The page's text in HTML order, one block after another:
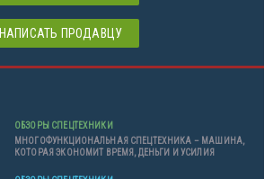
НАПИСАТЬ ПРОДАВЦУ
ОБЗОРЫ СПЕЦТЕХНИКИ
МНОГОФУНКЦИОНАЛЬНАЯ СПЕЦТЕХНИКА – МАШИНА,
КОТОРАЯ ЭКОНОМИТ ВРЕМЯ, ДЕНЬГИ И УСИЛИЯ